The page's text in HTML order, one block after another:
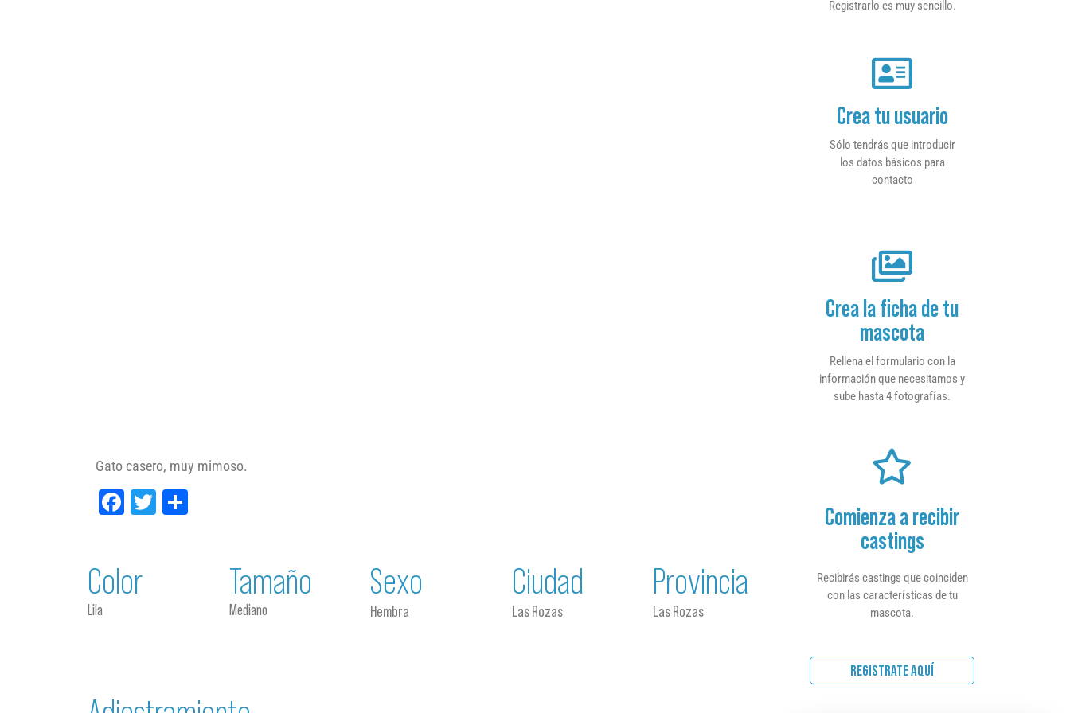
Gato casero, muy mimoso.
Facebook
Twitter
Color
Lila
Tamaño
Mediano
Sexo
Hembra
Ciudad
Las Rozas
Provincia
Las Rozas
Registrarlo es muy sencillo.
Crea tu usuario
Sólo tendrás que introducir
los datos básicos para
contacto
Crea la ficha de tu
mascota
Rellena el formulario con la
información que necesitamos y
sube hasta 4 fotografías.
Comienza a recibir
castings
Recibirás castings que coinciden
con las características de tu
mascota.
REGISTRATE AQUÍ